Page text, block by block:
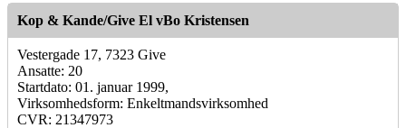
Kop & Kande/Give El vBo Kristensen
Vestergade 17, 7323 Give
Ansatte: 20
Startdato: 01. januar 1999,
Virksomhedsform: Enkeltmandsvirksomhed
CVR: 21347973